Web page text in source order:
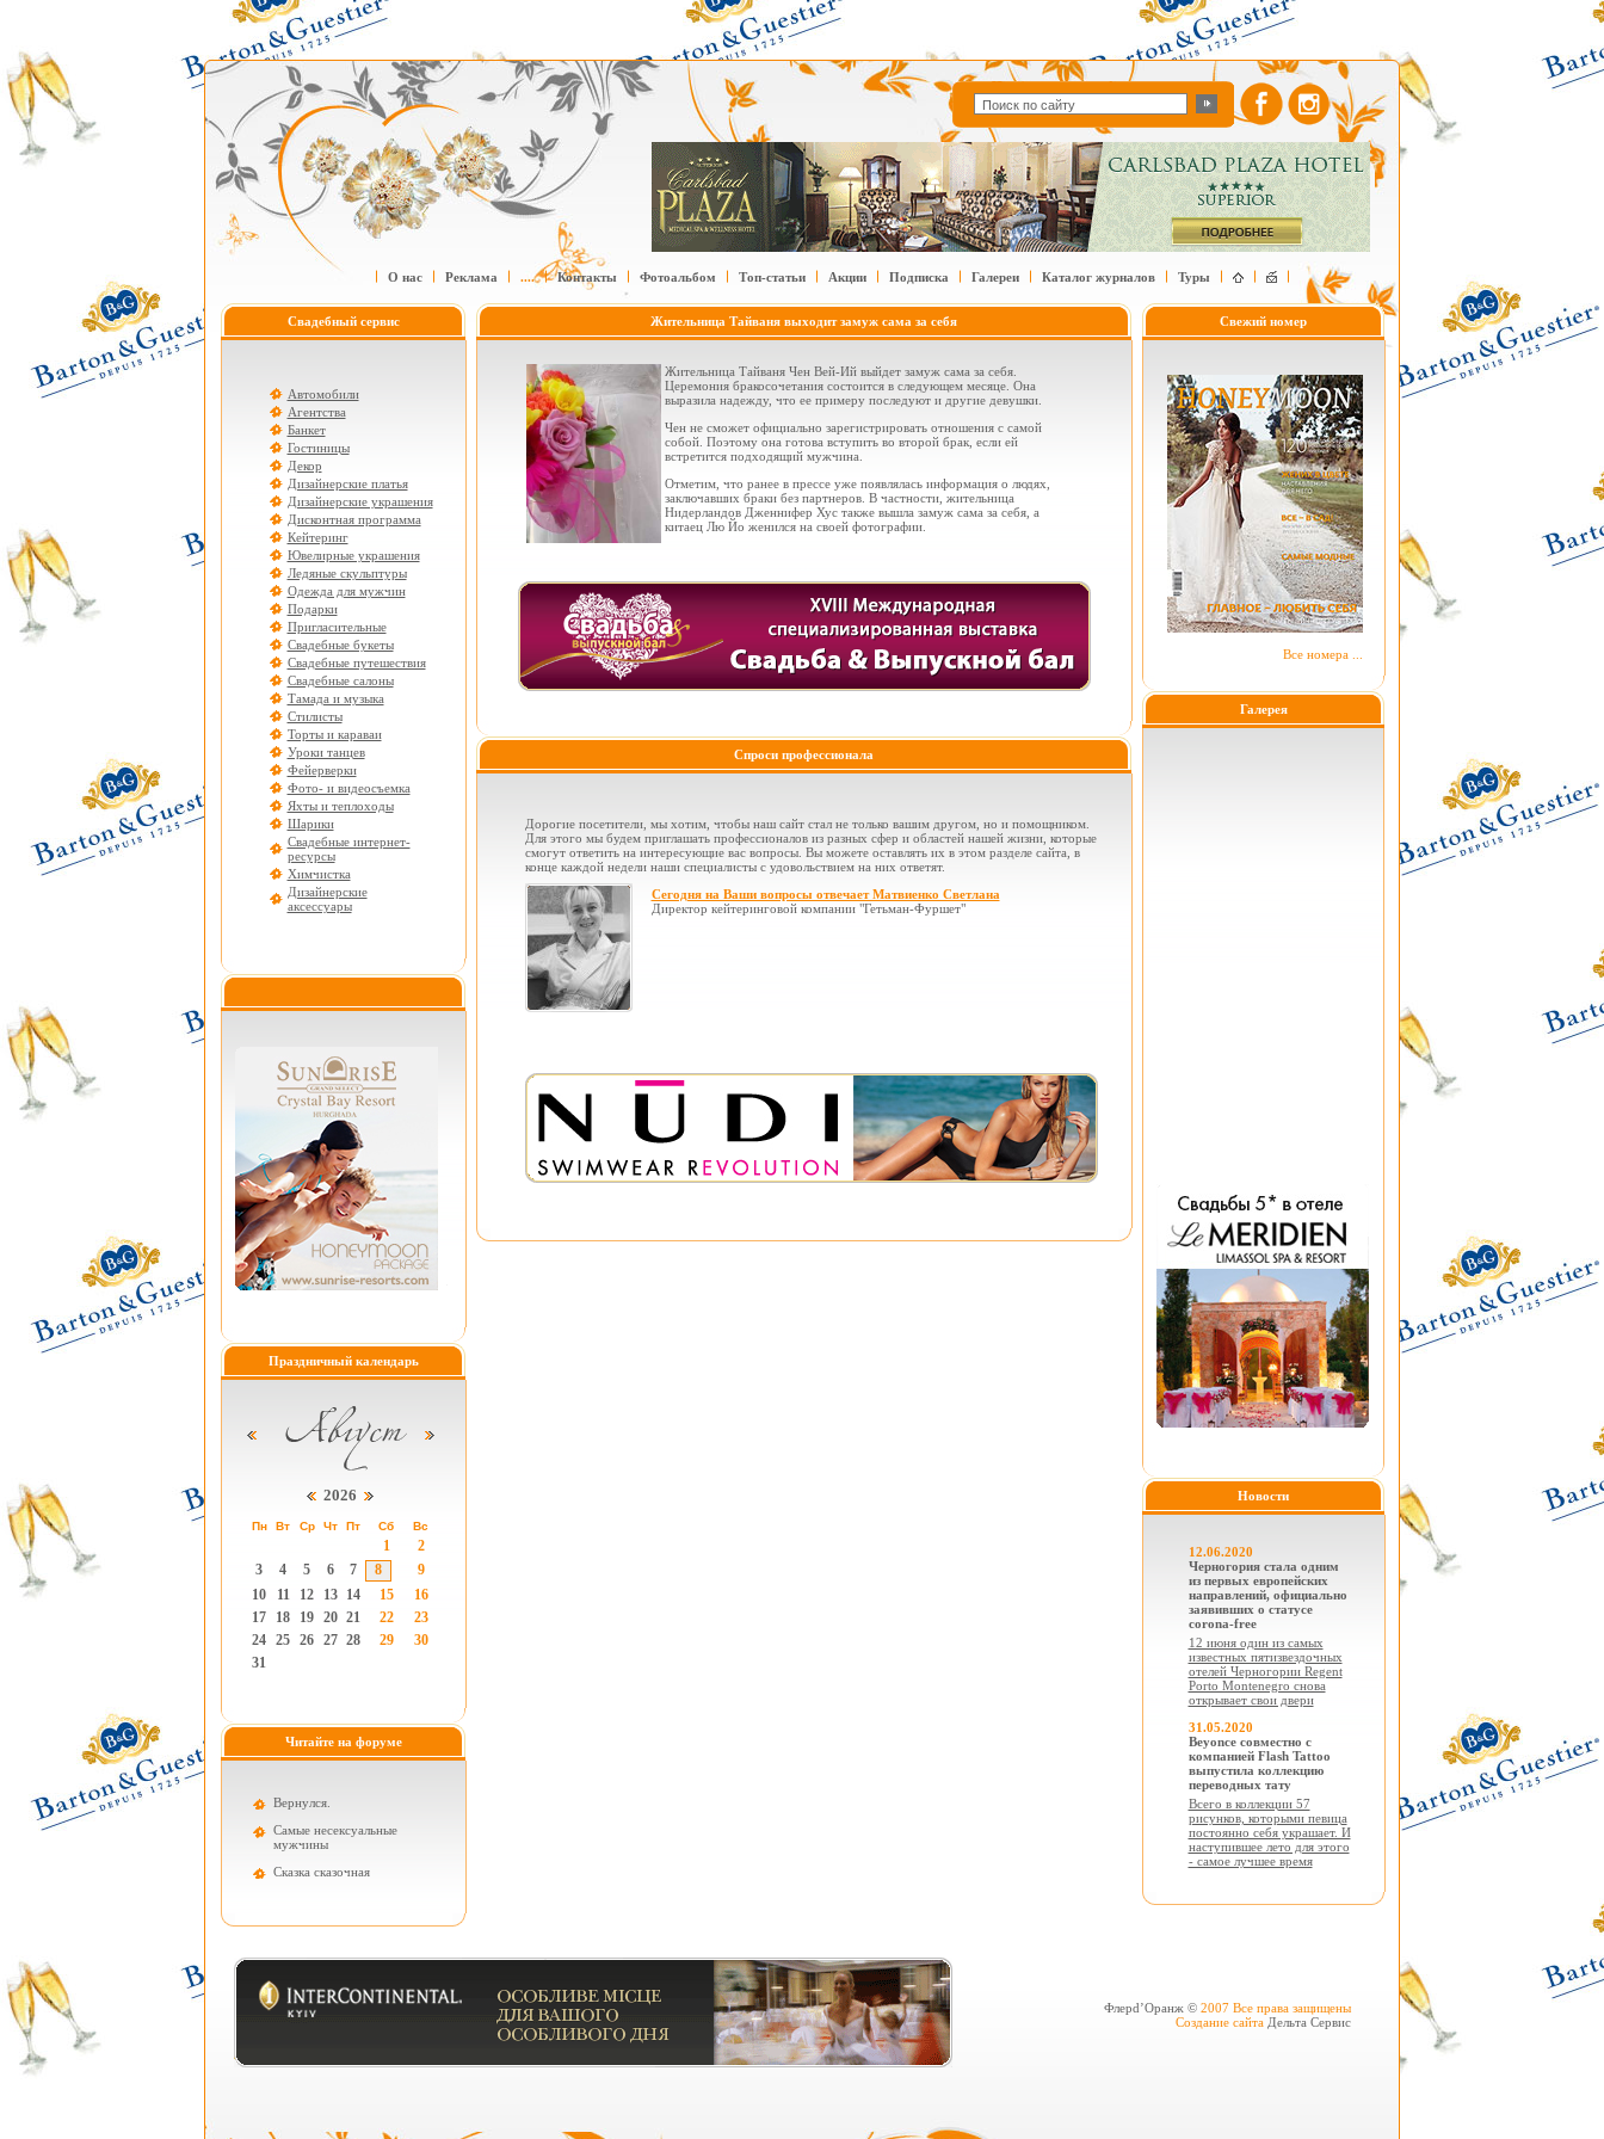
О нас Реклама .... Контакты Фотоальбом Топ-статьи Акции Подписка Галереи Каталог журналов Туры
Свадебный сервис
Автомобили
Агентства
Банкет
Гостиницы
Декор
Дизайнерские платья
Дизайнерские украшения
Дисконтная программа
Кейтеринг
Ювелирные украшения
Ледяные скульптуры
Одежда для мужчин
Подарки
Пригласительные
Свадебные букеты
Свадебные путешествия
Свадебные салоны
Тамада и музыка
Стилисты
Торты и караваи
Уроки танцев
Фейерверки
Фото- и видеосъемка
Яхты и теплоходы
Шарики
Свадебные интернет-
ресурсы
Химчистка
Дизайнерские
аксессуары
Праздничный календарь
2026
Пн Вт Ср Чт Пт Сб Вс
1
2
3
4 5 6 7 8
9
10
11 12 13 14 15
16
17
18 19 20 21 22
23
24 25 26 27 28 29
30
31
Читайте на форуме
Вернулся.
Самые несексуальные
мужчины
Cказка сказочная
Жительница Тайваня выходит замуж сама за себя
Жительница Тайваня Чен Вей-Ий выйдет замуж сама за себя.
Церемония бракосочетания состоится в следующем месяце. Она
выразила надежду, что ее примеру последуют и другие девушки.
Чен не сможет официально зарегистрировать отношения с самой
собой. Поэтому она готова вступить во второй брак, если ей
встретится подходящий мужчина.
Отметим, что ранее в прессе уже появлялась информация о людях,
заключавших браки без партнеров. В частности, жительница
Нидерландов Дженнифер Хус также вышла замуж сама за себя, а
китаец Лю Йо женился на своей фотографии.
Спроси профессионала
Дорогие посетители, мы хотим, чтобы наш сайт стал не только вашим другом, но и помощником.
Для этого мы будем приглашать профессионалов из разных сфер и областей нашей жизни, которые
смогут ответить на интересующие вас вопросы. Вы можете оставлять их в этом разделе сайта, в
конце каждой недели наши специалисты с удовольствием на них ответят.
Сегодня на Ваши вопросы отвечает Матвиенко Светлана
Директор кейтеринговой компании "Гетьман-Фуршет"
Свежий номер
Все номера ...
Галерея
Новости
12.06.2020
Черногория стала одним
из первых европейских
направлений, официально
заявивших о статусе
corona-free
12 июня один из самых
известных пятизвездочных
отелей Черногории Regent
Porto Montenegro снова
открывает свои двери
31.05.2020
Beyonce совместно с
компанией Flash Tattoo
выпустила коллекцию
переводных тату
Всего в коллекции 57
рисунков, которыми певица
постоянно себя украшает. И
наступившее лето для этого
- самое лучшее время
Флерd’Оранж © 2007 Все права защищены
Создание сайта Дельта Сервис